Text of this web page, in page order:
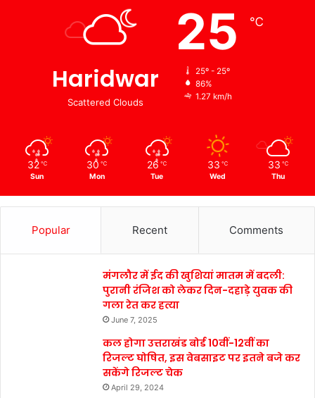
Haridwar
Scattered Clouds
25 ℃
25º - 25º
86%
1.27 km/h
32 ℃
Sun
30 ℃
Mon
26 ℃
Tue
33 ℃
Wed
33 ℃
Thu
Popular Recent Comments
मंगलौर में ईद की खुशियां मातम में बदली:
पुरानी रंजिश को लेकर दिन-दहाड़े युवक की
गला रेत कर हत्या
June 7, 2025
कल होगा उत्तराखंड बोर्ड 10वीं-12वीं का
रिजल्ट घोषित, इस वेबसाइट पर इतने बजे कर
सकेंगे रिजल्ट चेक
April 29, 2024